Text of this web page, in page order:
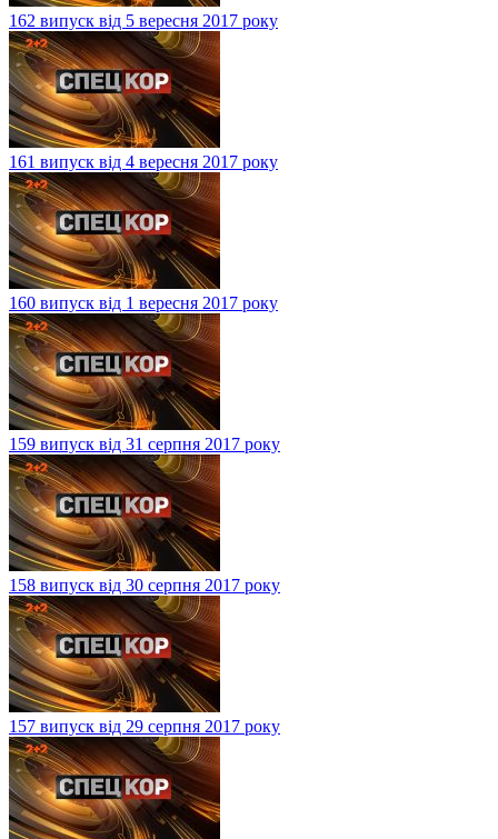
162 випуск від 5 вересня 2017 року
161 випуск від 4 вересня 2017 року
160 випуск від 1 вересня 2017 року
159 випуск від 31 серпня 2017 року
158 випуск від 30 серпня 2017 року
157 випуск від 29 серпня 2017 року